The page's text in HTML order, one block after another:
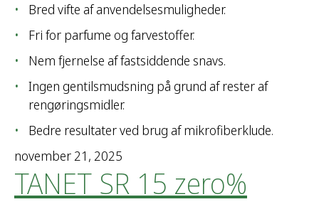
Bred vifte af anvendelsesmuligheder.
Fri for parfume og farvestoffer.
Nem fjernelse af fastsiddende snavs.
Ingen gentilsmudsning på grund af rester af
rengøringsmidler.
Bedre resultater ved brug af mikrofiberklude.
november 21, 2025
TANET SR 15 zero%